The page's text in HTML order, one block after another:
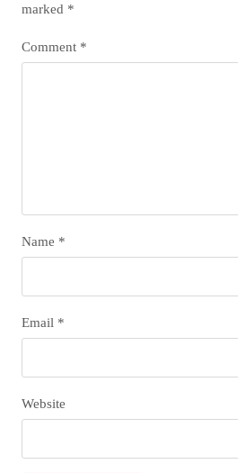
marked *
Comment *
Name *
Email *
Website